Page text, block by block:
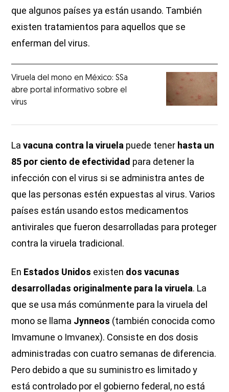
que algunos países ya están usando. También
existen tratamientos para aquellos que se
enferman del virus.
Viruela del mono en México: SSa
abre portal informativo sobre el
virus
Lavacuna contra la viruela puede tener hasta un
85 por ciento de efectividad para detener la
infección con el virus si se administra antes de
que las personas estén expuestas al virus. Varios
países están usando estos medicamentos
antivirales que fueron desarrolladas para proteger
contra la viruela tradicional.
En Estados Unidos existen dos vacunas
desarrolladas originalmente para la viruela. La
que se usa más comúnmente para la viruela del
mono se llama Jynneos (también conocida como
Imvamune o Imvanex). Consiste en dos dosis
administradas con cuatro semanas de diferencia.
Pero debido a que su suministro es limitado y
está controlado por el gobierno federal, no está